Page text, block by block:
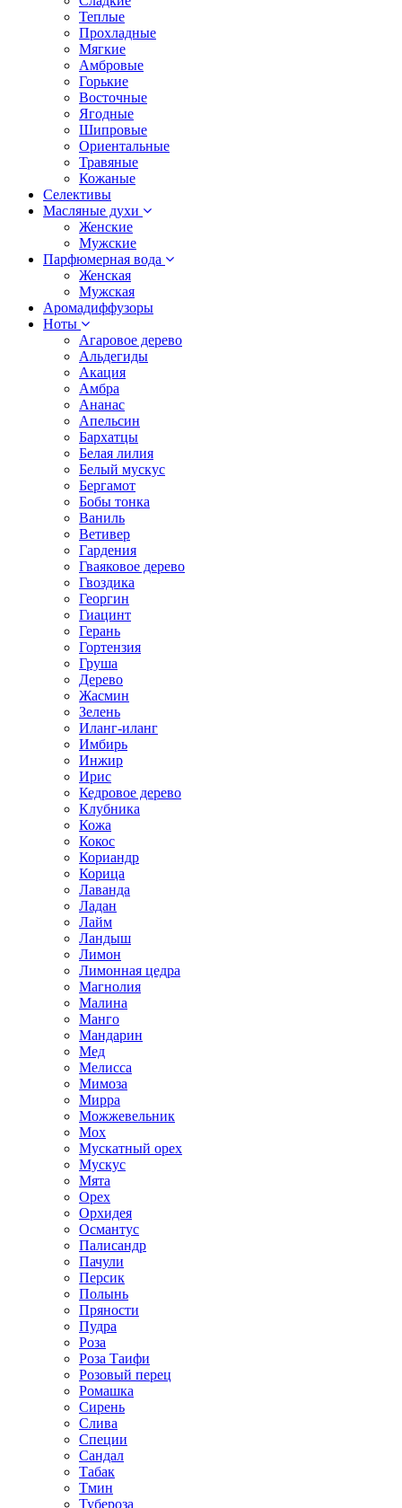
Теплые
Прохладные
Мягкие
Амбровые
Горькие
Восточные
Ягодные
Шипровые
Ориентальные
Травяные
Кожаные
Селективы
Масляные духи
Женские
Мужские
Парфюмерная вода
Женская
Мужская
Аромадиффузоры
Ноты
Агаровое дерево
Альдегиды
Акация
Амбра
Ананас
Апельсин
Бархатцы
Белая лилия
Белый мускус
Бергамот
Бобы тонка
Ваниль
Ветивер
Гардения
Гваяковое дерево
Гвоздика
Георгин
Гиацинт
Герань
Гортензия
Груша
Дерево
Жасмин
Зелень
Иланг-иланг
Имбирь
Инжир
Ирис
Кедровое дерево
Клубника
Кожа
Кокос
Кориандр
Корица
Лаванда
Ладан
Лайм
Ландыш
Лимон
Лимонная цедра
Магнолия
Малина
Манго
Мандарин
Мед
Мелисса
Мимоза
Мирра
Можжевельник
Мох
Мускатный орех
Мускус
Мята
Орех
Орхидея
Османтус
Палисандр
Пачули
Персик
Полынь
Пряности
Пудра
Роза
Роза Таифи
Розовый перец
Ромашка
Сирень
Слива
Специи
Сандал
Табак
Тмин
Тубероза